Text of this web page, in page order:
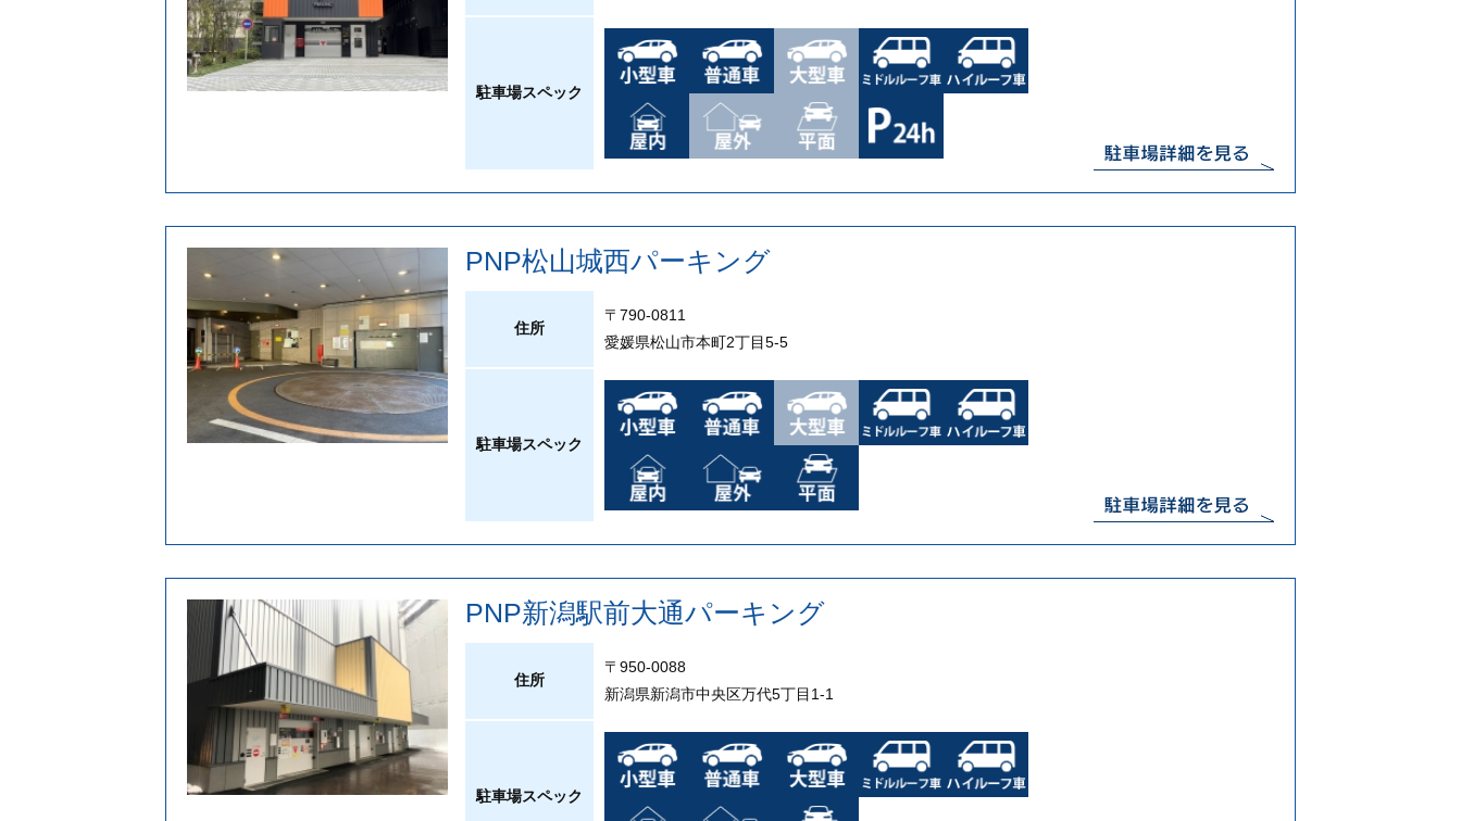
駐車場スペック
PNP松山城西パーキング
住所
〒790-0811
愛媛県松山市本町2丁目5-5
駐車場スペック
PNP新潟駅前大通パーキング
住所
〒950-0088
新潟県新潟市中央区万代5丁目1-1
駐車場スペック